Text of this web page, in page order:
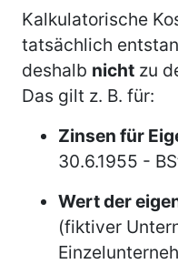
Kalkulatorische
tatsächlich
deshalb nicht zu
Das gilt z. B. für:
Zinsen für
30.6.1955 -
Wert der
(fiktiver